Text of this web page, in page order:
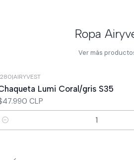
Ropa
Ver más
|AIRYVEST
Lumi Coral/gris S35
CLP